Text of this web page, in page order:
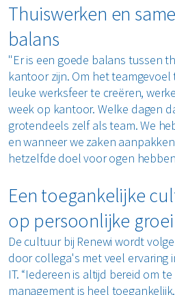
Thuiswerken en
balans
"Er is een goede balans tussen
kantoor zijn. Om het
leuke werksfeer te creëren,
week op kantoor. Welke dagen
grotendeels zelf als team. We
en wanneer we zaken
hetzelfde doel voor ogen
Een toegankelijke
op persoonlijke groei
De cultuur bij Renewi wordt
door collega's met veel ervaring
IT. “Iedereen is altijd bereid om
management is heel